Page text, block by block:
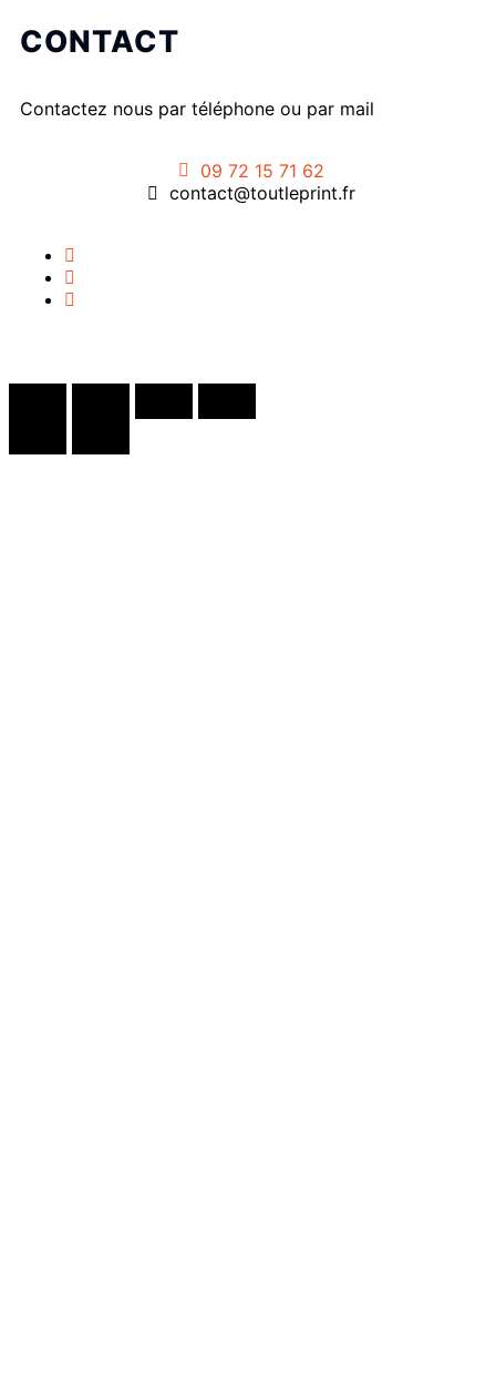
CONTACT
Contactez nous par téléphone ou par mail
09 72 15 71 62
contact@toutleprint.fr